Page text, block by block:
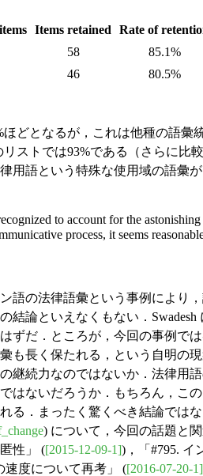
Items retained
Rate of
58
85.1%
46 80.5%
どとなるが，これは他種の語彙
リストでは93%である（さらに
用語という特殊な使用域の語彙
to account for the
process, it seems
語の法律語彙という事例により
結論といえなくもない．
ずだ．ところが，今回の事例で
も長く保たれる，という自明の
継続力なのではないか．法律用
はないだろうか．もちろん，こ
る．まったく驚くべき結論ではな
) について，今回の話題と
性」 ([2015-12-09-1])，「#795. イ
速度について再考」 ([2016-07-20-1]